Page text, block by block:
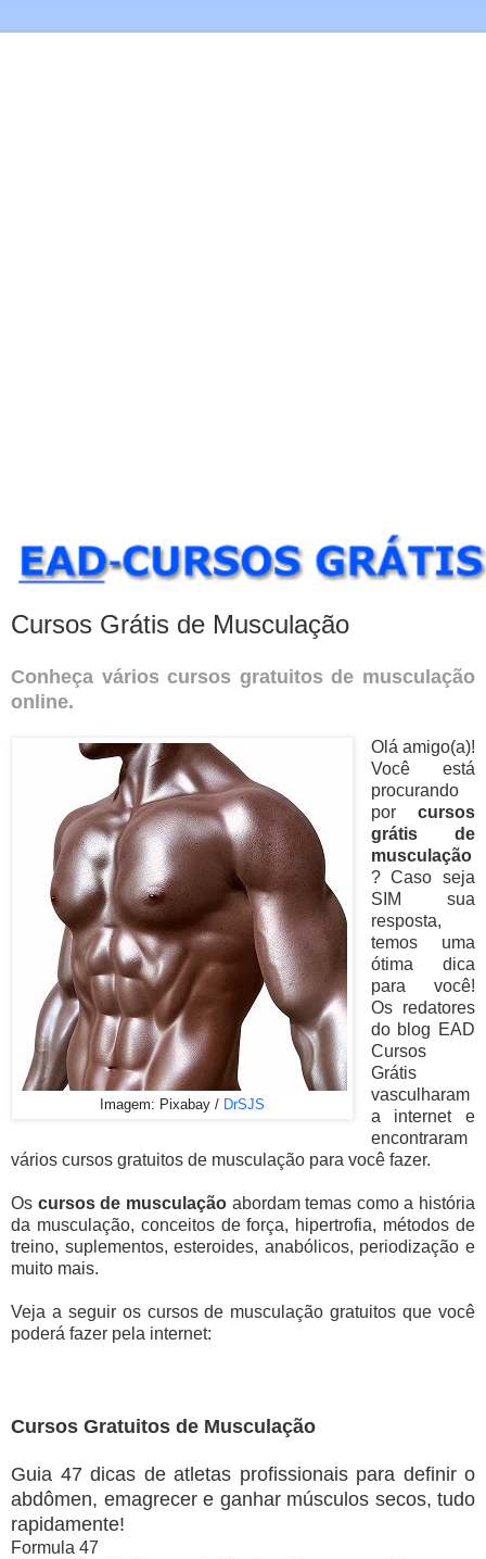
Cursos Grátis de Musculação
Conheça vários cursos gratuitos de musculação
online.
Imagem: Pixabay / DrSJS
Olá amigo(a)!
Você está
procurando
por cursos
grátis de
musculação
? Caso seja
SIM sua
resposta,
temos uma
ótima dica
para você!
Os redatores
do blog EAD
Cursos
Grátis
vasculharam
a internet e
encontraram
vários cursos gratuitos de musculação para você fazer.
Os cursos de musculaçãoabordam temas como a história
da musculação, conceitos de força, hipertrofia, métodos de
treino, suplementos, esteroides, anabólicos, periodização e
muito mais.
Veja a seguir os cursos de musculação gratuitos que você
poderá fazer pela internet:
Cursos Gratuitos de Musculação
Guia 47 dicas de atletas profissionais para definir o
abdômen, emagrecer e ganhar músculos secos, tudo
rapidamente!
Formula 47